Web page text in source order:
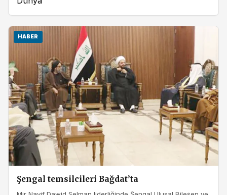
HABER
Şengal temsilcileri Bağdat’ta